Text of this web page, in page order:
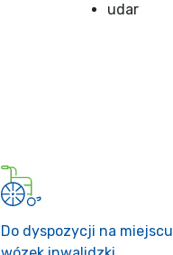
udar
Do dyspozycji na miejscu